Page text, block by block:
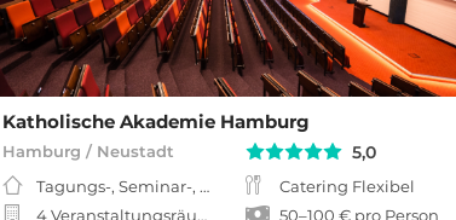
Katholische Akademie Hamburg
Hamburg / Neustadt 5,0
Tagungs-, Seminar-, Meeting-, Workshopraum
4 Veranstaltungsräume
Catering Flexibel
50–100 € pro Person